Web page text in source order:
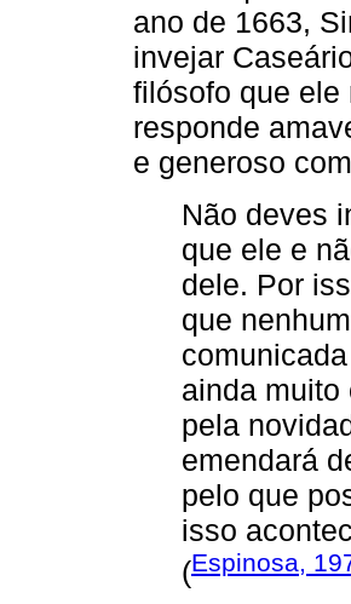
ano de 1663,
invejar
filósofo que ele
responde
e generoso
Não deves
que ele e
dele. Por
que
ainda muito
pela
emendará
pelo que
isso
(Espinosa,